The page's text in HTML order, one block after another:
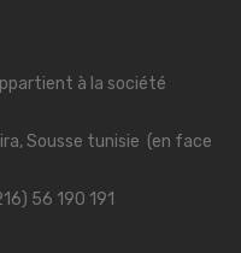
à la société
Sousse tunisie (en face
56 190 191